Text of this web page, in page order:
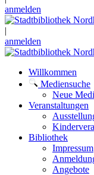
anmelden
|
anmelden
Willkommen
Mediensuche
Neue
Veranstaltungen
Bibliothek
Impressum
Angebote